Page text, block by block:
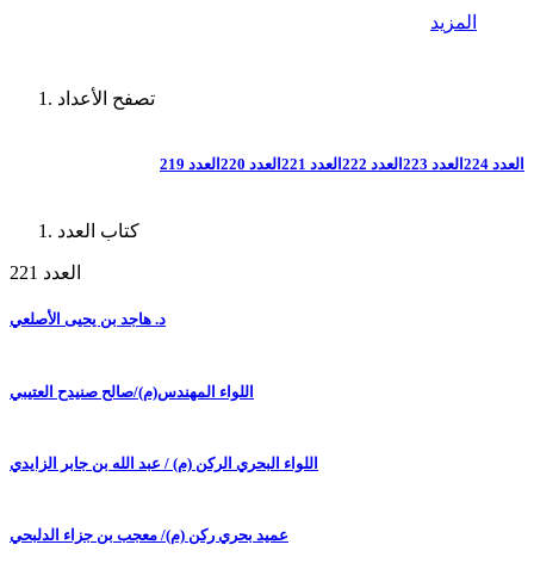
المزيد
تصفح الأعداد
العدد 224 العدد 223 العدد 222 العدد 221 العدد 220 العدد 219
كتاب العدد
العدد 221
د. هاجد بن يحيى الأصلعي
اللواء المهندس(م)/صالح صنيدح العتيبي
اللواء البحري الركن (م) / عبد الله بن جابر الزايدي
عميد بحري ركن (م)/ معجب بن جزاء الدلبحي